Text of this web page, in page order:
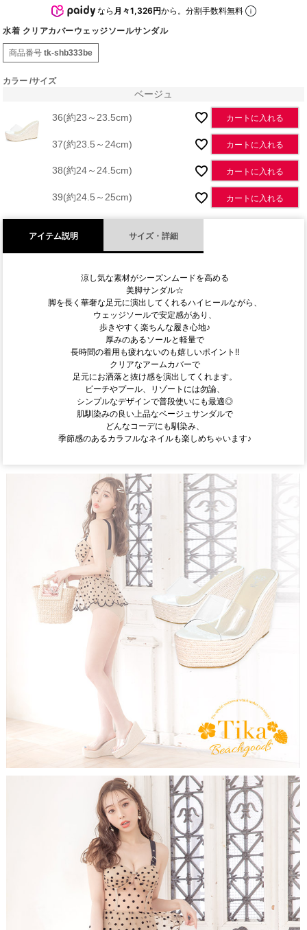
なら 月々1,326円から。分割手数料無料
水着 クリアカバーウェッジソールサンダル
商品番号 tk-shb333be
カラー サイズ
ベージュ
36(約23～23.5cm) カートに入れる
37(約23.5～24cm) カートに入れる
38(約24～24.5cm) カートに入れる
39(約24.5～25cm) カートに入れる
アイテム説明 サイズ・詳細
涼し気な素材がシーズンムードを高める
美脚サンダル☆
脚を長く華奢な足元に演出してくれるハイヒールながら、
ウェッジソールで安定感があり、
歩きやすく楽ちんな履き心地♪
厚みのあるソールと軽量で
長時間の着用も疲れないのも嬉しいポイント!!
クリアなアームカバーで
足元にお洒落と抜け感を演出してくれます。
ビーチやプール、リゾートには勿論、
シンプルなデザインで普段使いにも最適◎
肌馴染みの良い上品なベージュサンダルで
どんなコーデにも馴染み、
季節感のあるカラフルなネイルも楽しめちゃいます♪